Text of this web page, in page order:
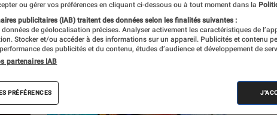
Tests
ou gérer vos préférences en cliquant ci-dessous ou à tout moment dans la
publicitaires (IAB) traitent des données selon les finalités suivantes :
données de géolocalisation précises. Analyser activement les caractéristiques de
Stocker et/ou accéder à des informations sur un appareil. Publicités et contenu
des publicités et du contenu, études d’audience et développement de
partenaires IAB
PRÉFÉRENCES